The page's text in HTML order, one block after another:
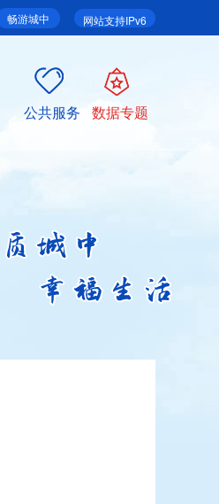
网站支持IPv6
畅游城中
公共服务 数据专题